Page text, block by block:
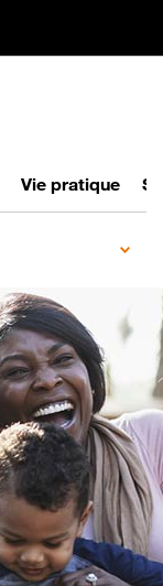
Vie pratique